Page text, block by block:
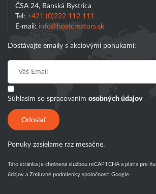
ČSA 24, Banská Bystrica
Tel: +421 (0)222 112 111
E-mail: info@hostcreators.sk
Dostávajte emaily s akciovými ponukami:
Súhlasím so spracovaním osobných údajov
Odoslať
Ponuky zasielame raz mesačne.
Táto stránka je chránená službou reCAPTCHA a platia pre ňu
údajov a Zmluvné podmienky spoločnosti Google.